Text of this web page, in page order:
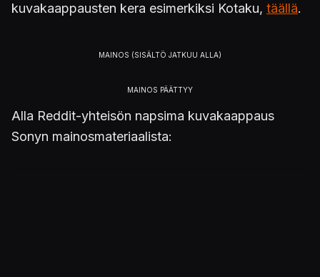
kuvakaappausten kera esimerkiksi Kotaku, täällä.
Alla Reddit-yhteisön napsima kuvakaappaus
Sonyn mainosmateriaalista: